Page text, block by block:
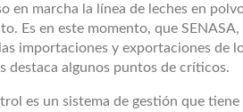
en marcha la línea de leches en
Es en este momento, que SENASA,
importaciones y exportaciones de
destaca algunos puntos de críticos.
es un sistema de gestión que